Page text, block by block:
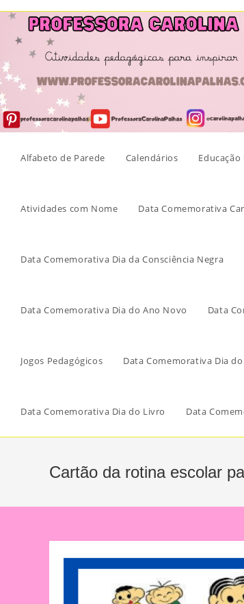
Skip
content
Alfabeto de Parede Calendários
Atividades com Nome Data Comemorativa
Data Comemorativa Dia da Consciência Negra
Data Comemorativa Dia do Ano Novo Data
Jogos Pedagógicos Data Comemorativa Dia
Data Comemorativa Dia do Livro Data
Cartão da rotina escolar